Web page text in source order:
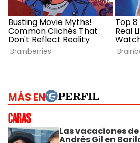
MÁS EN
Las vacaciones
Andrés Gil en